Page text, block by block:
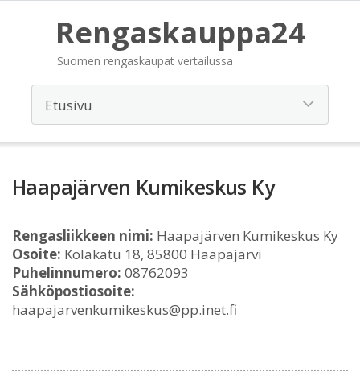
Rengaskauppa24
Suomen rengaskaupat vertailussa
Haapajärven Kumikeskus Ky
Rengasliikkeen nimi: Haapajärven Kumikeskus Ky
Osoite: Kolakatu 18, 85800 Haapajärvi
Puhelinnumero: 08762093
Sähköpostiosoite:
haapajarvenkumikeskus@pp.inet.fi